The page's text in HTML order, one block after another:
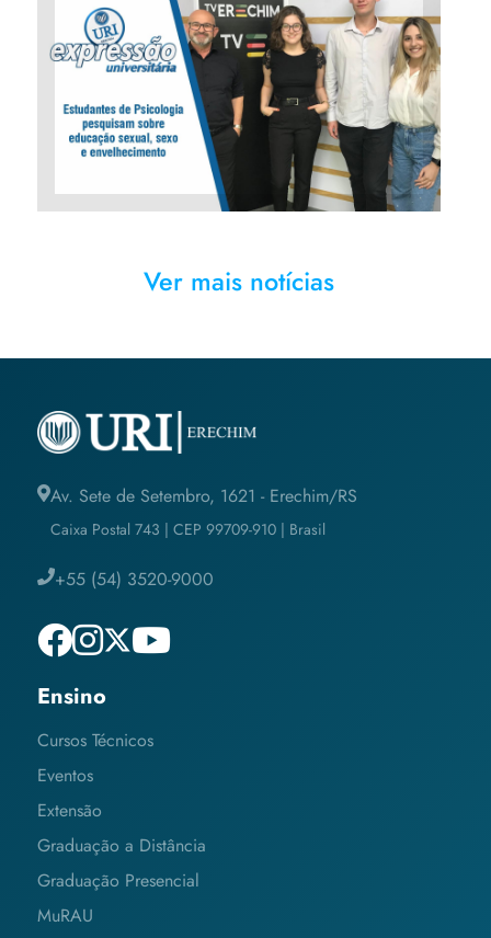
Estudantes de Psicologia
pesquisam sobre educação
sexual, sexo e envelhecimento
Ver mais notícias
Av. Sete de Setembro, 1621 - Erechim/RS
Caixa Postal 743 | CEP 99709-910 | Brasil
+55 (54) 3520-9000
Ensino
Cursos Técnicos
Eventos
Extensão
Graduação a Distância
Graduação Presencial
MuRAU